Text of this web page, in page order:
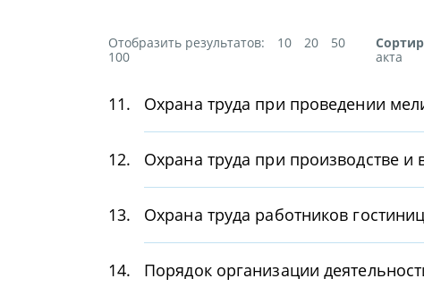
Отобразить результатов: 10 20
50
100
акта
11. Охрана труда при проведении
12. Охрана труда при производстве
13. Охрана труда работников
14. Порядок организации